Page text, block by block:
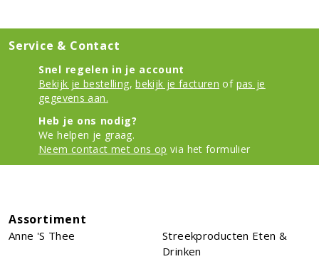
Service & Contact
Snel regelen in je account
Bekijk je bestelling, bekijk je facturen of pas je
gegevens aan.
Heb je ons nodig?
We helpen je graag.
Neem contact met ons op via het formulier
Assortiment
Anne 's Thee
Streekproducten Eten &
Drinken